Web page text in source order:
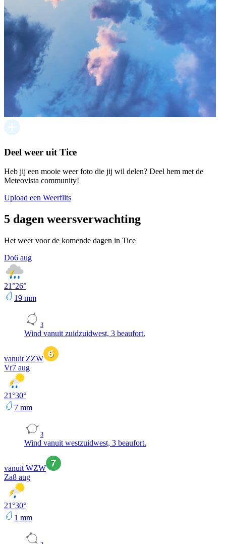
Deel weer uit Tice
Heb jij een mooie weer foto die jij wil delen? Deel hem met de
Meteovista community!
Upload een Weerflits
5 dagen weersverwachting
Het weer voor de komende dagen in Tice
Do6 aug
21°26°
19 mm
3
Wind vanuit zuidzuidwest, 3 beaufort.
vanuit ZZW
Vr7 aug
21°30°
7 mm
3
Wind vanuit westzuidwest, 3 beaufort.
vanuit WZW
Za8 aug
21°30°
1 mm